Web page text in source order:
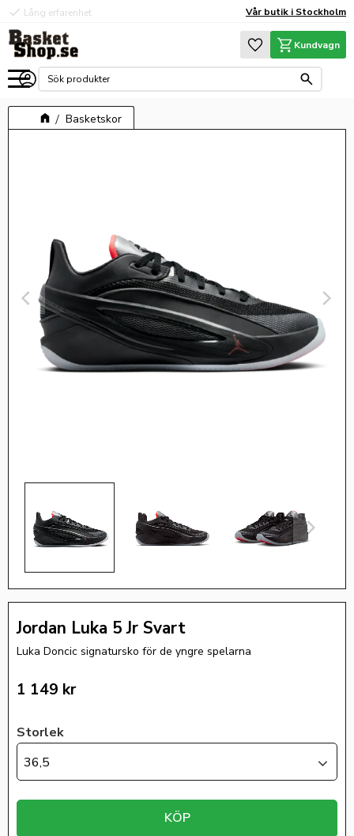
Meny
check Lång erfarenhet
check Hög kvalité Vår butik i Stockholm
Favoriter
Kundvagn
Basketskor
Jordan Luka 5 Jr Svart
Luka Doncic signatursko för de yngre spelarna
1 149 kr
Storlek
36,5
KÖP